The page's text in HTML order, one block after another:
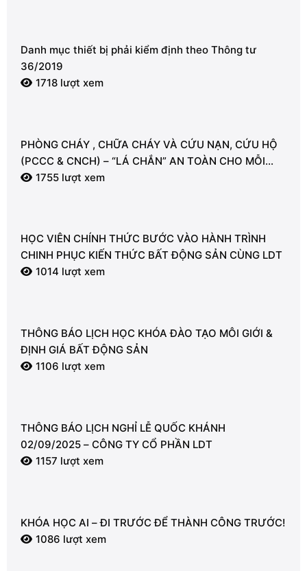
Danh mục thiết bị phải kiểm định theo Thông tư
36/2019
1718 lượt xem
PHÒNG CHÁY , CHỮA CHÁY VÀ CỨU NẠN, CỨU HỘ
(PCCC & CNCH) – “LÁ CHẮN” AN TOÀN CHO MỖI
NGƯỜI
1755 lượt xem
HỌC VIÊN CHÍNH THỨC BƯỚC VÀO HÀNH TRÌNH
CHINH PHỤC KIẾN THỨC BẤT ĐỘNG SẢN CÙNG LDT
1014 lượt xem
THÔNG BÁO LỊCH HỌC KHÓA ĐÀO TẠO MÔI GIỚI &
ĐỊNH GIÁ BẤT ĐỘNG SẢN
1106 lượt xem
THÔNG BÁO LỊCH NGHỈ LỄ QUỐC KHÁNH
02/09/2025 – CÔNG TY CỔ PHẦN LDT
1157 lượt xem
KHÓA HỌC AI – ĐI TRƯỚC ĐỂ THÀNH CÔNG TRƯỚC!
1086 lượt xem